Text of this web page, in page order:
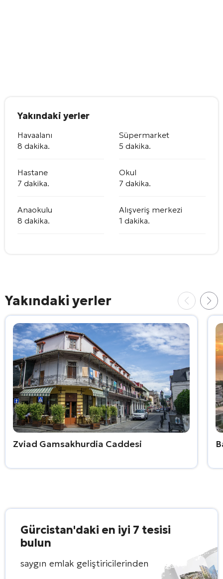
Yakındaki yerler
Havaalanı
8 dakika.
Süpermarket
5 dakika.
Hastane
7 dakika.
Okul
7 dakika.
Anaokulu
8 dakika.
Alışveriş merkezi
1 dakika.
Yakındaki yerler
Zviad Gamsakhurdia Caddesi
Gürcistan'daki en iyi 7 tesisi
bulun
saygın emlak geliştiricilerinden